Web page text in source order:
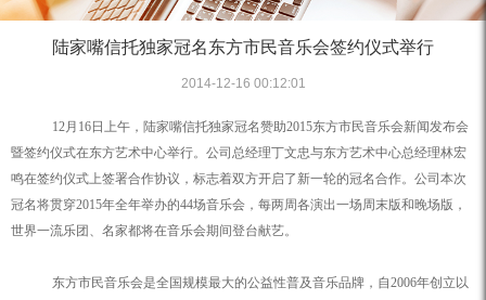
陆家嘴信托独家冠名东方市民音乐会签约仪式举行
2014-12-16 00:12:01
12月 16日上午，陆家嘴信托独家冠名赞助2015东方市民音乐会新闻发布会
暨签约仪式在东方艺术中心举行。公司总经理丁文忠与东方艺术中心总经理林宏
鸣在签约仪式上签署合作协议，标志着双方开启了新一轮的冠名合作。公司本次
冠名将贯穿2015年全年举办的44场音乐会，每两周各演出一场周末版和晚场版，
世界一流乐团、名家都将在音乐会期间登台献艺。
东方市民音乐会是全国规模最大的公益性普及音乐品牌，自2006年创立以